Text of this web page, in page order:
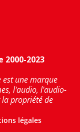
2023
est une marque
l'audio, l'audio-
la propriété de
légales